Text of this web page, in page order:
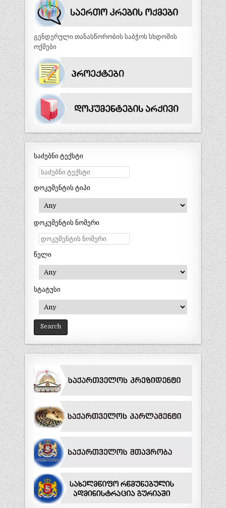
გენდერული თანასწორობის საბჭოს სხდომის
ოქმები
საძებნი ტექსტი
დოკუმენტის ტიპი
დოკუმენტის ნომერი
წელი
სტატუსი